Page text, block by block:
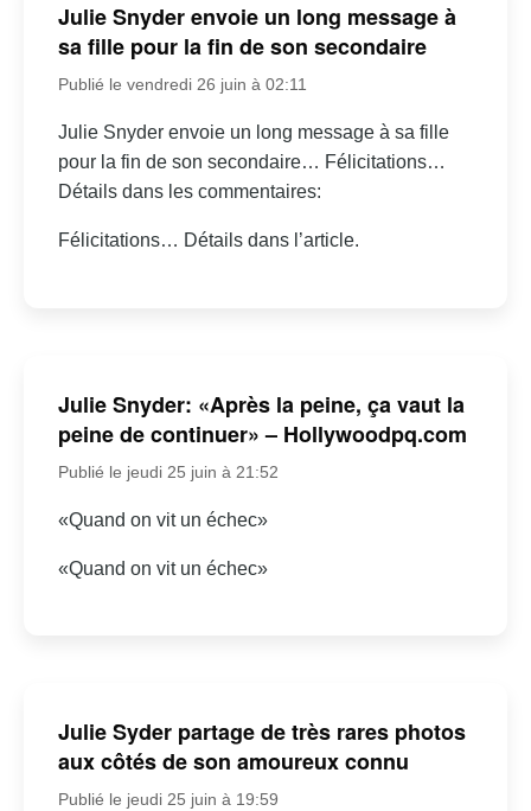
Julie Snyder envoie un long message à
sa fille pour la fin de son secondaire
Publié le vendredi 26 juin à 02:11
Julie Snyder envoie un long message à sa fille
pour la fin de son secondaire… Félicitations…
Détails dans les commentaires:
Félicitations… Détails dans l’article.
Julie Snyder: «Après la peine, ça vaut la
peine de continuer» – Hollywoodpq.com
Publié le jeudi 25 juin à 21:52
«Quand on vit un échec»
«Quand on vit un échec»
Julie Syder partage de très rares photos
aux côtés de son amoureux connu
Publié le jeudi 25 juin à 19:59